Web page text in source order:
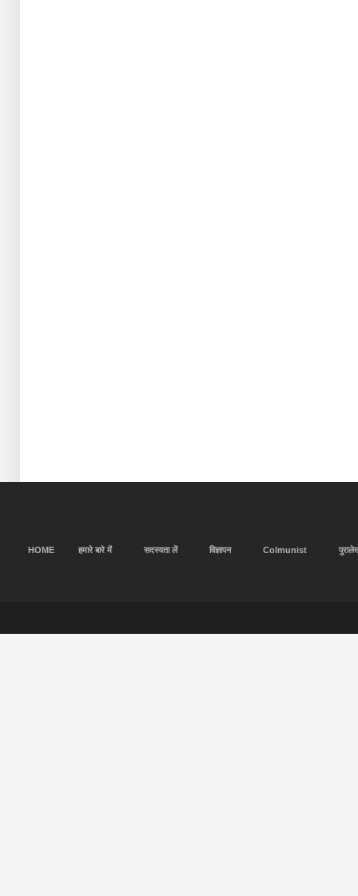
HOME हमारे बारे में सदस्यता लें विज्ञापन Colmunist